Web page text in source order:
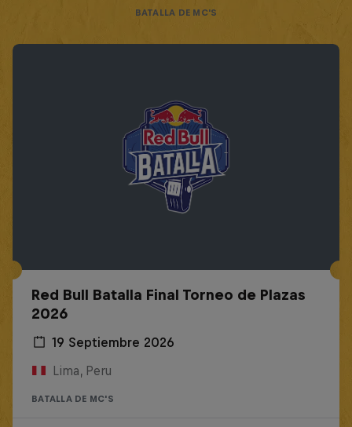
BATALLA DE MC'S
Red Bull Batalla Final Torneo de Plazas
2026
19 Septiembre 2026
Lima, Peru
BATALLA DE MC'S